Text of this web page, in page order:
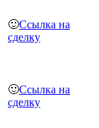
🙂Ссылка на
сделку
🙂Ссылка на
сделку